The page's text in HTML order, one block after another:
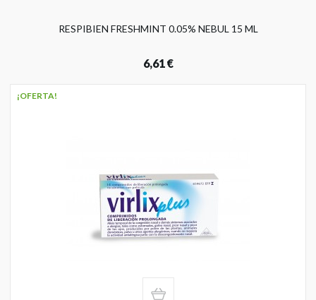
RESPIBIEN FRESHMINT 0.05% NEBUL 15 ML
6,61 €
¡OFERTA!